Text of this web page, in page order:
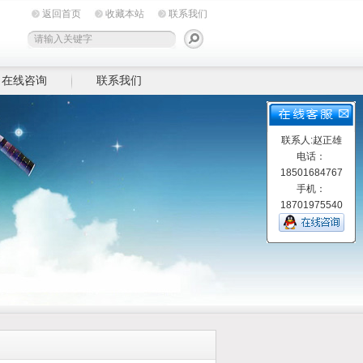
返回首页 收藏本站 联系我们
在线咨询 联系我们
联系人:赵正雄
电话：
18501684767
手机：
18701975540